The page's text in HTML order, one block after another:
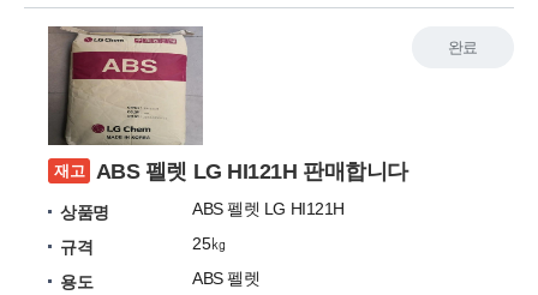
재고 ABS 펠렛 LG HI121H 판매합니다
상품명
ABS 펠렛 LG HI121H
규격
25㎏
용도
ABS 펠렛
완료